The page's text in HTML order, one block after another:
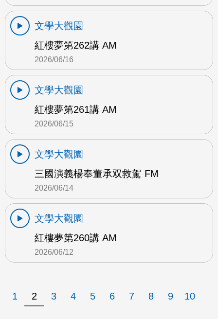
文學大觀園
紅樓夢第262講 AM
2026/06/16
文學大觀園
紅樓夢第261講 AM
2026/06/15
文學大觀園
三國演義楊奉董承双救駕 FM
2026/06/14
文學大觀園
紅樓夢第260講 AM
2026/06/12
1 2 3 4 5 6 7 8 9 10